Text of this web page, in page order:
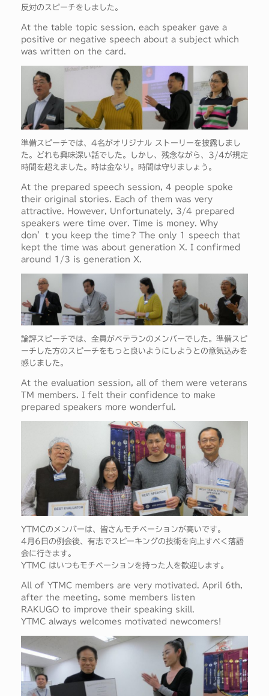
反対のスピーチをしました。
At the table topic session, each speaker gave a
positive or negative speech about a subject which
was written on the card.
準備スピーチでは、4名がオリジナル ストーリーを披露しまし
た。どれも興味深い話でした。しかし、残念ながら、3/4が規定
時間を超えました。時は金なり。時間は守りましょう。
At the prepared speech session, 4 people spoke
their original stories. Each of them was very
attractive. However, Unfortunately, 3/4 prepared
speakers were time over. Time is money. Why
don’t you keep the time? The only 1 speech that
kept the time was about generation X. I confirmed
around 1/3 is generation X.
論評スピーチでは、全員がベテランのメンバーでした。準備スピ
ーチした方のスピーチをもっと良いようにしようとの意気込みを
感じました。
At the evaluation session, all of them were veterans
TM members. I felt their confidence to make
prepared speakers more wonderful.
YTMCのメンバーは、皆さんモチベーションが高いです。
4月6日の例会後、有志でスピーキングの技術を向上すべく落語
会に行きます。
YTMC はいつもモチベーションを持った人を歓迎します。
All of YTMC members are very motivated. April 6th,
after the meeting, some members listen
RAKUGO to improve their speaking skill.
YTMC always welcomes motivated newcomers!